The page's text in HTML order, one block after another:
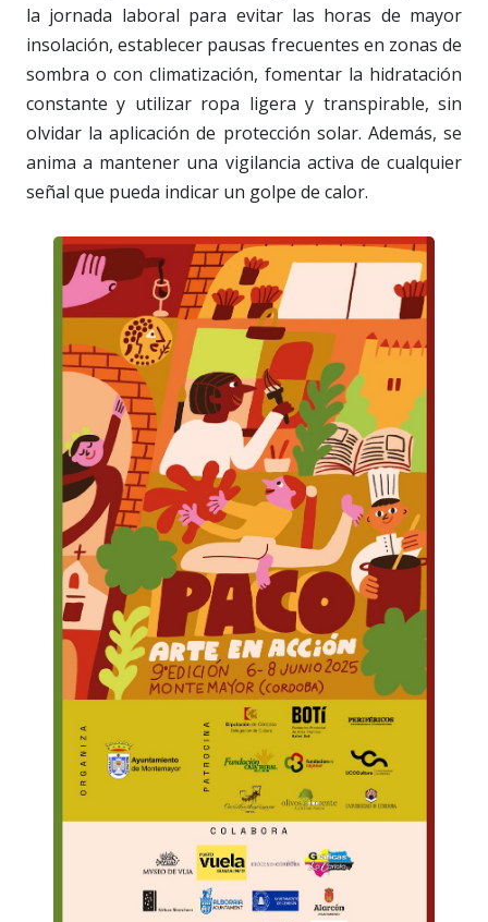
la jornada laboral para evitar las horas de mayor
insolación, establecer pausas frecuentes en zonas de
sombra o con climatización, fomentar la hidratación
constante y utilizar ropa ligera y transpirable, sin
olvidar la aplicación de protección solar. Además, se
anima a mantener una vigilancia activa de cualquier
señal que pueda indicar un golpe de calor.